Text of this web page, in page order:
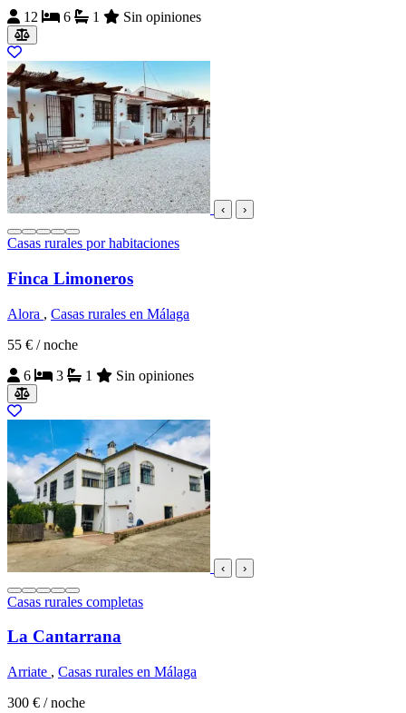
12 6 1 Sin opiniones
‹ ›
Casas rurales por habitaciones
Finca Limoneros
Alora , Casas rurales en Málaga
55 € / noche
6
3 1 Sin opiniones
‹ ›
Casas rurales completas
La Cantarrana
Arriate , Casas rurales en Málaga
300 € / noche